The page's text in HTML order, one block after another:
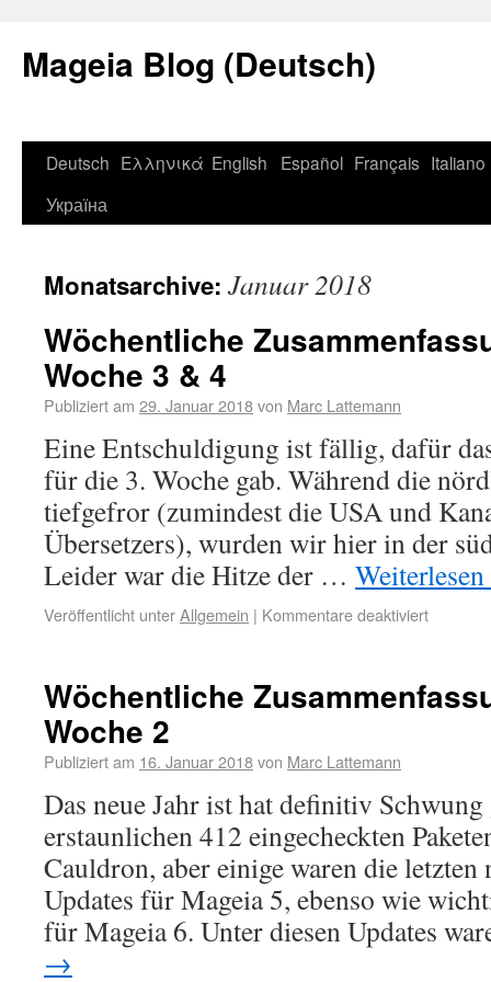
Mageia Blog (Deutsch)
Deutsch Ελληνικά English Español Français Italiano
Україна
Monatsarchive: Januar 2018
Wöchentliche
Woche 3 & 4
Publiziert am 29. Januar 2018von Marc Lattemann
Eine Entschuldigung ist fällig, dafür
für die 3. Woche gab. Während die
tiefgefror (zumindest die USA und
Übersetzers), wurden wir hier in der
Leider war die Hitze der … Weiterlesen
Veröffentlicht unterAllgemein | Kommentare deaktiviert
Wöchentliche
Woche 2
Publiziert am 16. Januar 2018von Marc Lattemann
Das neue Jahr ist hat definitiv
erstaunlichen 412 eingecheckten
Cauldron, aber einige waren die letzten
Updates für Mageia 5, ebenso wie
für Mageia 6. Unter diesen Updates
→